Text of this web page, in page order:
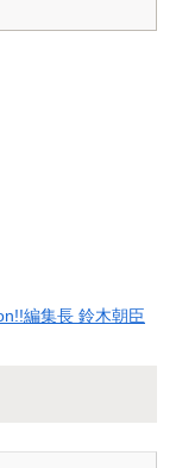
編集長 鈴木朝臣